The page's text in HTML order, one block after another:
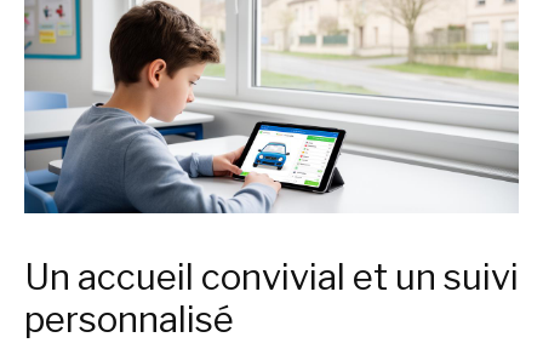
Un accueil convivial et un suivi
personnalisé